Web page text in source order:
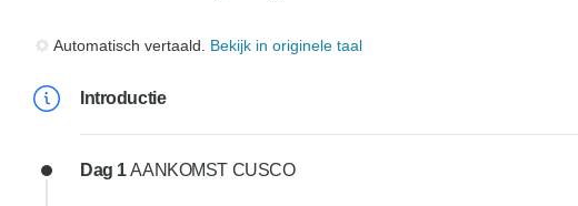
Automatisch vertaald. Bekijk in originele taal
Introductie
Dag 1AANKOMST CUSCO